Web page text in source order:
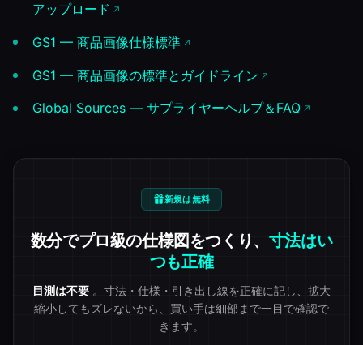
アップロード
GS1 — 商品画像仕様標準
GS1 — 商品画像の標準とガイドライン
Global Sources — サプライヤーヘルプ＆FAQ
新規は無料
数分でプロ級の仕様図をつくり、 寸法はい
つも正確
目測は不要 。寸法・仕様・引き出し線を正確に記し、拡大
縮小してもズレないから、買い手は細部まで一目で確認で
きます。